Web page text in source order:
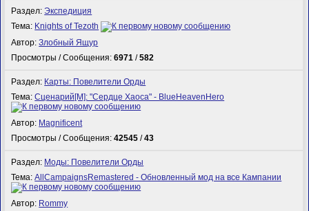
Раздел:Экспедиция
Тема: Knights of Tezoth
Автор:Злобный Ящур
Просмотры / Сообщения:6971 /582
Раздел: Карты: Повелители Орды
Тема:Сценарий[M]: "Сердце Хаоса" - BlueHeavenHero
Автор: Magnificent
Просмотры / Сообщения:42545 /43
Раздел: Моды: Повелители Орды
Тема:AllCampaignsRemastered - Обновленный мод на все Кампании
Автор: Rommy